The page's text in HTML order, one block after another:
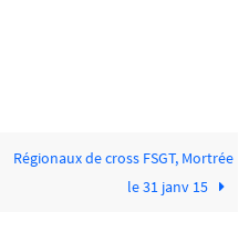
Régionaux de cross FSGT, Mortrée
le 31 janv 15